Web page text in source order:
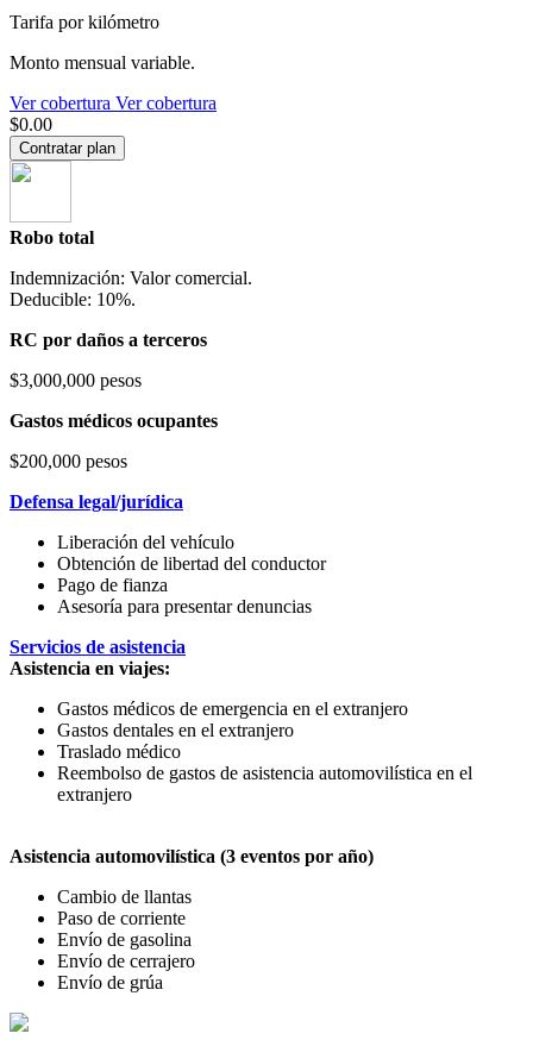
Tarifa por kilómetro
Monto mensual variable.
Ver cobertura Ver cobertura
$0.00
Contratar plan
Robo total
Indemnización: Valor comercial.
Deducible: 10%.
RC por daños a terceros
$3,000,000 pesos
Gastos médicos ocupantes
$200,000 pesos
Defensa legal/jurídica
Liberación del vehículo
Obtención de libertad del conductor
Pago de fianza
Asesoría para presentar denuncias
Servicios de asistencia
Asistencia en viajes:
Gastos médicos de emergencia en el extranjero
Gastos dentales en el extranjero
Traslado médico
Reembolso de gastos de asistencia automovilística en el
extranjero
Asistencia automovilística (3 eventos por año)
Cambio de llantas
Paso de corriente
Envío de gasolina
Envío de cerrajero
Envío de grúa